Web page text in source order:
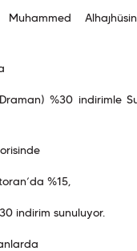
%30 indirimle
%15,
indirim sunuluyor.